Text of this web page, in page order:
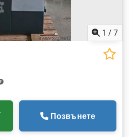
1 /7
Позвънете